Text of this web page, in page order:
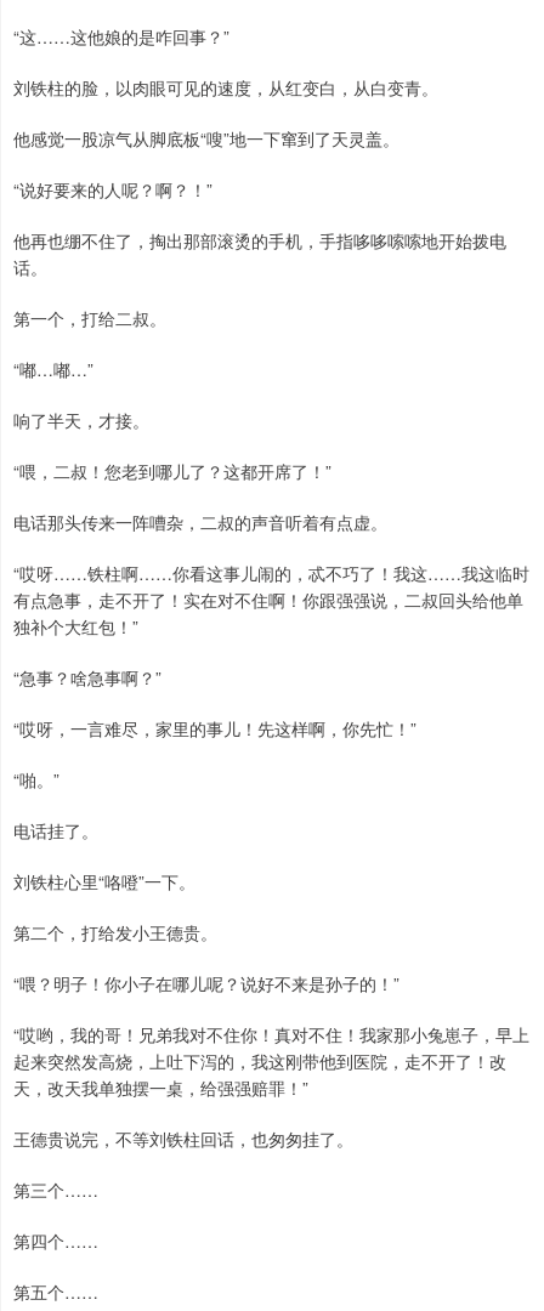
“这……这他娘的是咋回事？”
刘铁柱的脸，以肉眼可见的速度，从红变白，从白变青。
他感觉一股凉气从脚底板“嗖”地一下窜到了天灵盖。
“说好要来的人呢？啊？！”
他再也绷不住了，掏出那部滚烫的手机，手指哆哆嗦嗦地开始拨电
话。
第一个，打给二叔。
“嘟…嘟…”
响了半天，才接。
“喂，二叔！您老到哪儿了？这都开席了！”
电话那头传来一阵嘈杂，二叔的声音听着有点虚。
“哎呀……铁柱啊……你看这事儿闹的，忒不巧了！我这……我这临时
有点急事，走不开了！实在对不住啊！你跟强强说，二叔回头给他单
独补个大红包！”
“急事？啥急事啊？”
“哎呀，一言难尽，家里的事儿！先这样啊，你先忙！”
“啪。”
电话挂了。
刘铁柱心里“咯噔”一下。
第二个，打给发小王德贵。
“喂？明子！你小子在哪儿呢？说好不来是孙子的！”
“哎哟，我的哥！兄弟我对不住你！真对不住！我家那小兔崽子，早上
起来突然发高烧，上吐下泻的，我这刚带他到医院，走不开了！改
天，改天我单独摆一桌，给强强赔罪！”
王德贵说完，不等刘铁柱回话，也匆匆挂了。
第三个……
第四个……
第五个……